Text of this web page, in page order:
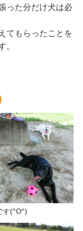
った分だけ犬は必
てもらったことを
。
す(^O^)